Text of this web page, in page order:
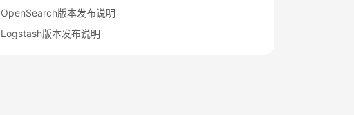
OpenSearch版本发布说明
Logstash版本发布说明